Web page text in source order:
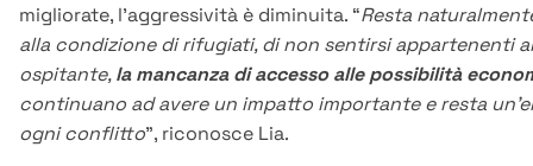
migliorate, l’aggressività è diminuita. “Resta
alla condizione di rifugiati, di non sentirsi appartenenti
ospitante,la mancanza di accesso alle possibilità
continuano ad avere un impatto importante e resta
ogni conflitto”, riconosce Lia.